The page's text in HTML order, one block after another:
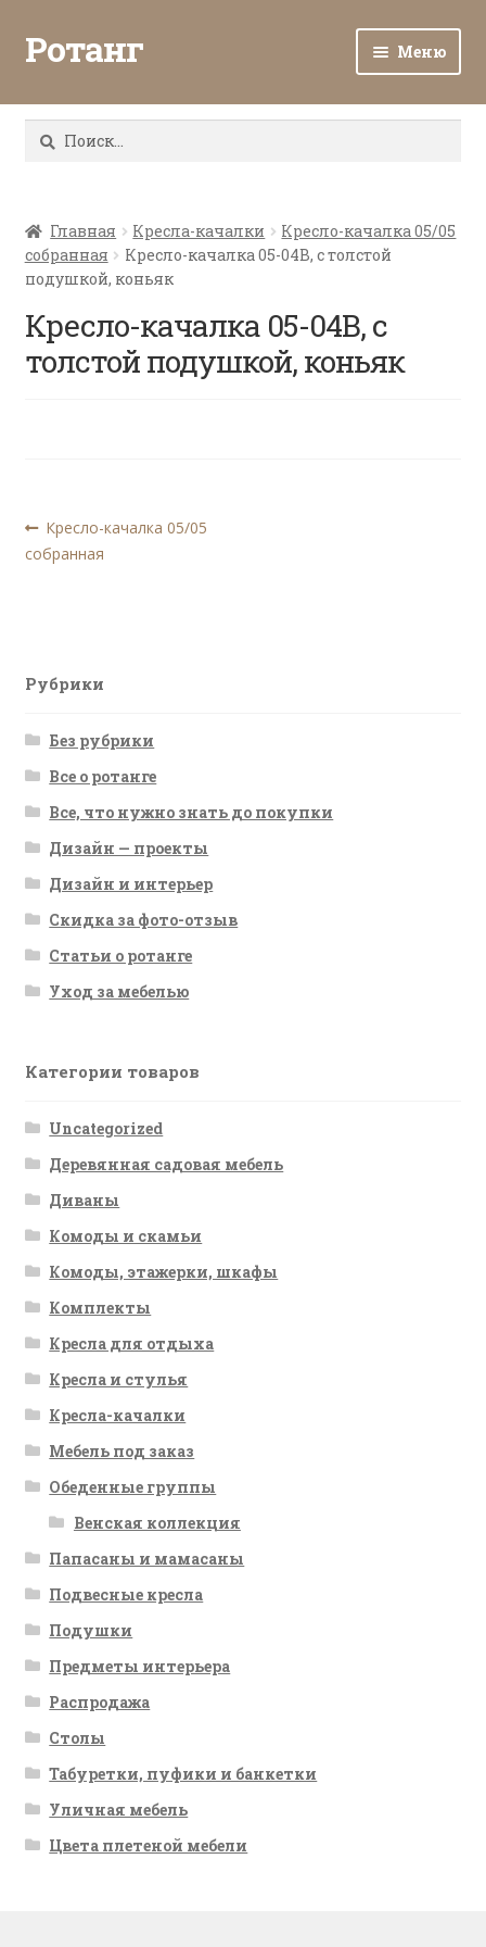
Ротанг Меню
Каталог
Все о ротанге
Ротанг оптом
Найти:
Главная Кресла-качалки
Кресло-качалка 05/05
собранная
Кресло-качалка 05-04В, с толстой
подушкой, коньяк
Кресло-качалка 05-04В, с
толстой подушкой, коньяк
Навигация
по
Предыдущая
запись:
Кресло-качалка 05/05
собранная
Рубрики
Без рубрики
Все о ротанге
Все, что нужно знать до покупки
Дизайн — проекты
Дизайн и интерьер
Скидка за фото-отзыв
Статьи о ротанге
Уход за мебелью
Категории товаров
Uncategorized
Деревянная садовая мебель
Диваны
Комоды и скамьи
Комоды, этажерки, шкафы
Комплекты
Кресла для отдыха
Кресла и стулья
Кресла-качалки
Мебель под заказ
Обеденные группы
Венская коллекция
Папасаны и мамасаны
Подвесные кресла
Подушки
Предметы интерьера
Распродажа
Столы
Табуретки, пуфики и банкетки
Уличная мебель
Цвета плетеной мебели